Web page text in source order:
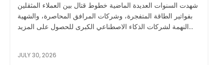
شهدت السنوات العديدة الماضية خطوط قتال بين العملاء المثقلين
بفواتير الطاقة المتفجرة، وشركات المرافق المحاصرة، والشهية
النهمة لشركات الذكاء الاصطناعي الكبرى للحصول على المزيد...
JULY 30, 2026